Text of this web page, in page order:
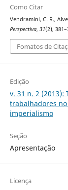
Como Citar
Vendramini, C. R.,
Perspectiva, 31(2),
Fomatos de
Edição
v. 31 n. 2 (2013):
trabalhadores
imperialismo
Seção
Apresentação
Licença